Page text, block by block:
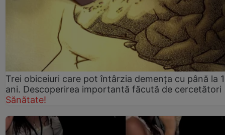
Trei obiceiuri care pot întârzia demența cu până la
ani. Descoperirea importantă făcută de cercetători
Sănătate!